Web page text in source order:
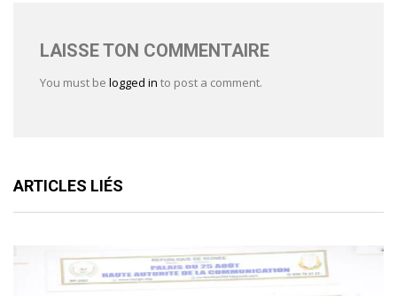
LAISSE TON COMMENTAIRE
You must be logged in to post a comment.
ARTICLES LIÉS